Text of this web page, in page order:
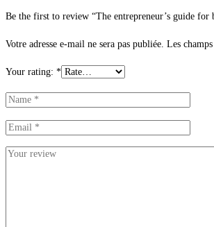
Be the first to review “The entrepreneur’s guide for
Votre adresse e-mail ne sera pas publiée. Les
Your rating: *